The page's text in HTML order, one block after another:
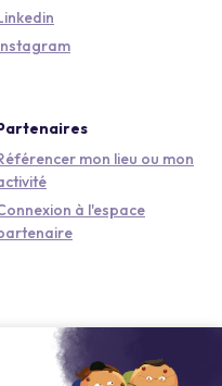
mon lieu ou mon
à l'espace